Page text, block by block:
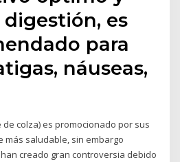
es
para
náuseas,
de colza) es promocionado por sus
más saludable, sin embargo
creado gran controversia debido